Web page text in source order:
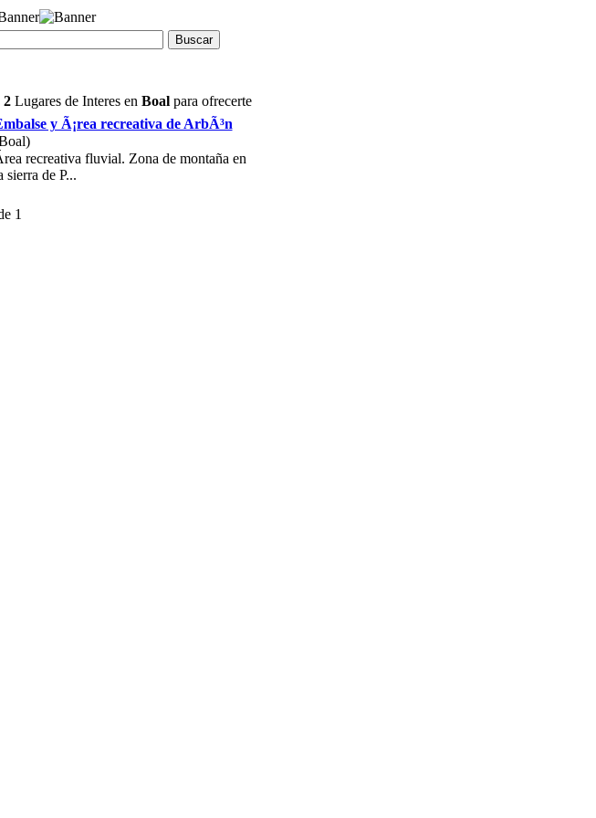
2Lugares de Interes en Boalpara ofrecerte
y Ã¡rea recreativa de ArbÃ³n
recreativa fluvial. Zona de montaña en
sierra de P...
1